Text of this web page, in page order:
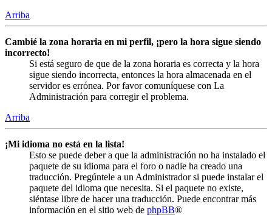
Arriba
Cambié la zona horaria en mi perfil, ¡pero la hora sigue siendo
incorrecto!
Si está seguro de que de la zona horaria es correcta y la hora
sigue siendo incorrecta, entonces la hora almacenada en el
servidor es errónea. Por favor comuníquese con La
Administración para corregir el problema.
Arriba
¡Mi idioma no está en la lista!
Esto se puede deber a que la administración no ha instalado el
paquete de su idioma para el foro o nadie ha creado una
traducción. Pregúntele a un Administrador si puede instalar el
paquete del idioma que necesita. Si el paquete no existe,
siéntase libre de hacer una traducción. Puede encontrar más
información en el sitio web de phpBB®